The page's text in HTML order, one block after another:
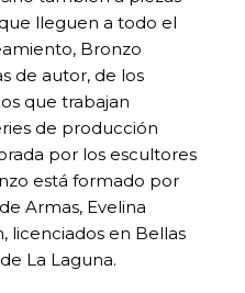
lleguen a todo el
Bronzo
de autor, de los
que trabajan
de producción
por los escultores
está formado por
Armas, Evelina
licenciados en Bellas
La Laguna.